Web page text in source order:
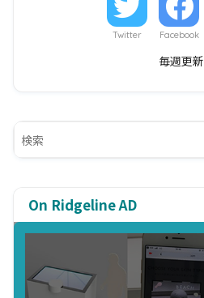
Twitter Facebook
毎週更新
On Ridgeline AD